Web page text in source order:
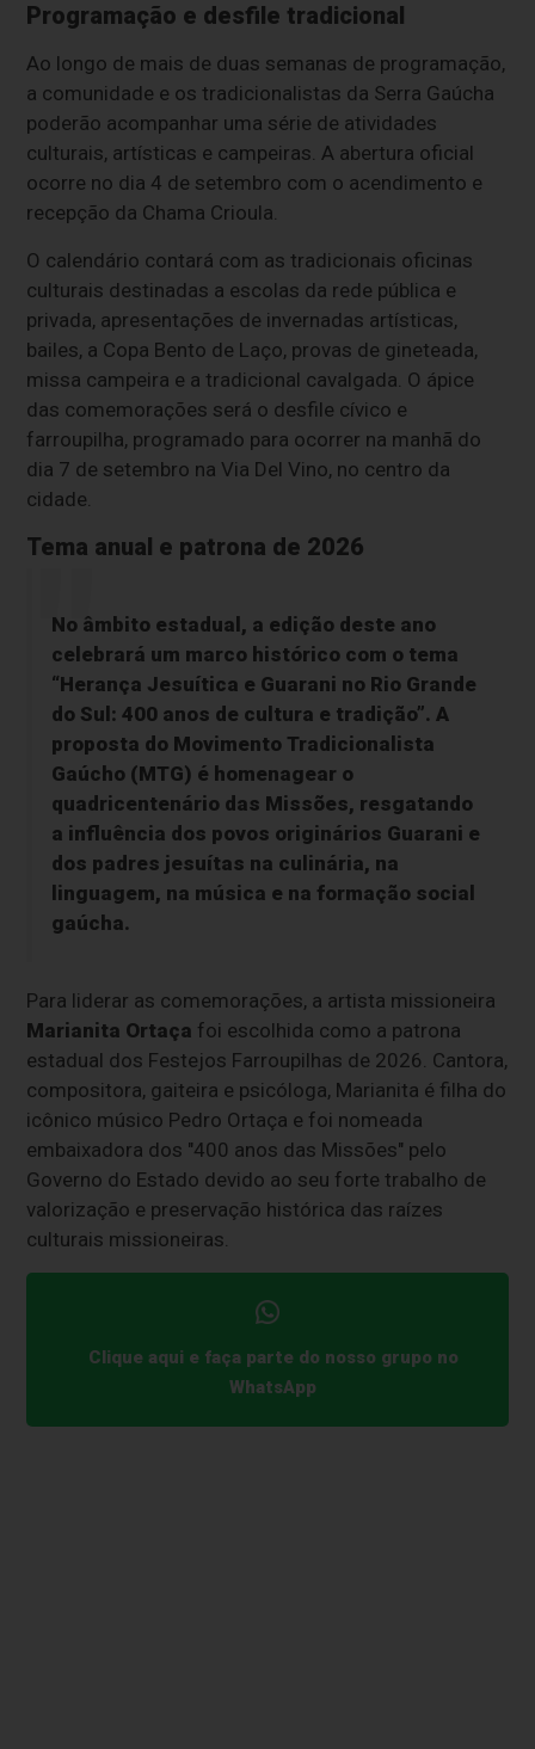
Programação e desfile tradicional
Ao longo de mais de duas semanas de programação,
a comunidade e os tradicionalistas da Serra Gaúcha
poderão acompanhar uma série de atividades
culturais, artísticas e campeiras. A abertura oficial
ocorre no dia 4 de setembro com o acendimento e
recepção da Chama Crioula.
O calendário contará com as tradicionais oficinas
culturais destinadas a escolas da rede pública e
privada, apresentações de invernadas artísticas,
bailes, a Copa Bento de Laço, provas de gineteada,
missa campeira e a tradicional cavalgada. O ápice
das comemorações será o desfile cívico e
farroupilha, programado para ocorrer na manhã do
dia 7 de setembro na Via Del Vino, no centro da
cidade.
Tema anual e patrona de 2026
No âmbito estadual, a edição deste ano
celebrará um marco histórico com o tema
“Herança Jesuítica e Guarani no Rio Grande
do Sul: 400 anos de cultura e tradição”. A
proposta do Movimento Tradicionalista
Gaúcho (MTG) é homenagear o
quadricentenário das Missões, resgatando
a influência dos povos originários Guarani e
dos padres jesuítas na culinária, na
linguagem, na música e na formação social
gaúcha.
Para liderar as comemorações, a artista missioneira
Marianita Ortaça foi escolhida como a patrona
estadual dos Festejos Farroupilhas de 2026. Cantora,
compositora, gaiteira e psicóloga, Marianita é filha do
icônico músico Pedro Ortaça e foi nomeada
embaixadora dos "400 anos das Missões" pelo
Governo do Estado devido ao seu forte trabalho de
valorização e preservação histórica das raízes
culturais missioneiras.
Clique aqui e faça parte do nosso grupo no
WhatsApp